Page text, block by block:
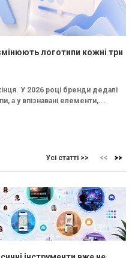
логотипи кожні три
У 2026 році бренди дедалі
а у впізнавані елементи,...
Усі статті >>